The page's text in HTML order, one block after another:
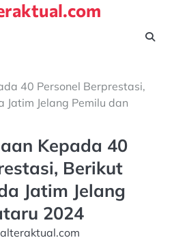
40 Personel Berprestasi,
Jelang Pemilu dan
Kepada 40
Berikut
Jatim Jelang
2024